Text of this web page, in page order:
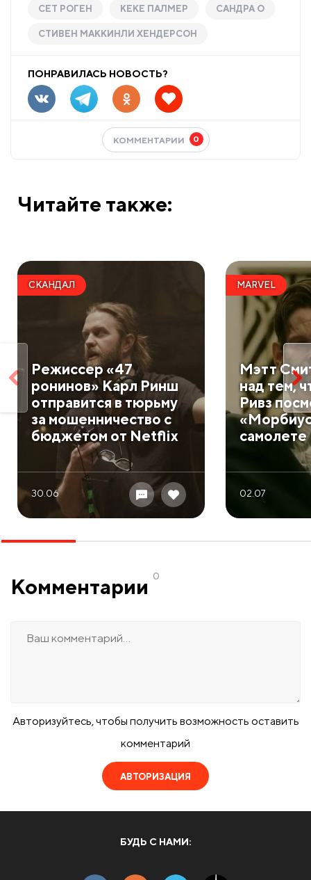
СЕТ РОГЕН КЕКЕ ПАЛМЕР САНДРА О
СТИВЕН МАККИНЛИ ХЕНДЕРСОН
ПОНРАВИЛАСЬ НОВОСТЬ?
КОММЕНТАРИИ 0
Читайте также:
СКАНДАЛ
Режиссер «47
ронинов» Карл Ринш
отправится в тюрьму
за мошенничество с
бюджетом от Netflix
30.06
MARVEL
Мэтт
над тем,
Ривз
самолете
02.07
Комментарии 0
Авторизуйтесь, чтобы получить возможность оставить
комментарий
АВТОРИЗАЦИЯ
БУДЬ С НАМИ: